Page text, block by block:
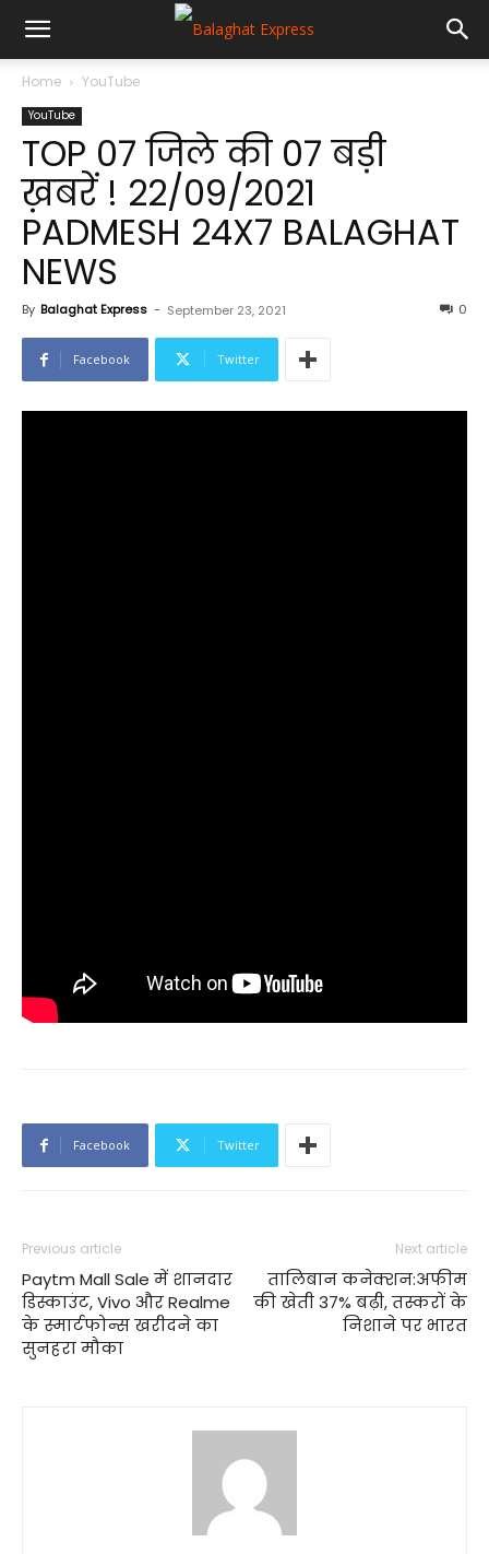
Home YouTube
YouTube
TOP 07 जिले की 07 बड़ी
ख़बरें ! 22/09/2021
PADMESH 24X7 BALAGHAT
NEWS
By Balaghat Express - September 23, 2021 0
Facebook Twitter
Facebook Twitter
Previous article
Paytm Mall Sale में शानदार
डिस्काउंट, Vivo और Realme
के स्मार्टफोन्स खरीदने का
सुनहरा मौका
Next article
तालिबान कनेक्शन:अफीम
की खेती 37% बढ़ी, तस्करों के
निशाने पर भारत